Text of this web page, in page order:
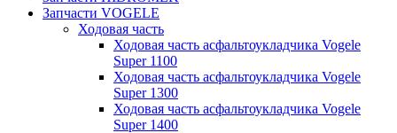
Запчасти VOGELE
Ходовая часть
Ходовая часть асфальтоукладчика Vogele
Super 1100
Ходовая часть асфальтоукладчика Vogele
Super 1300
Ходовая часть асфальтоукладчика Vogele
Super 1400